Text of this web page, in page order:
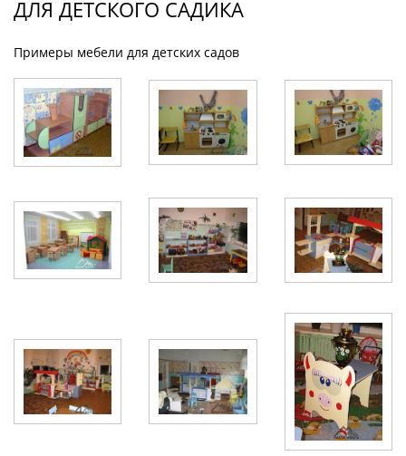
ДЛЯ ДЕТСКОГО САДИКА
Примеры мебели для детских садов